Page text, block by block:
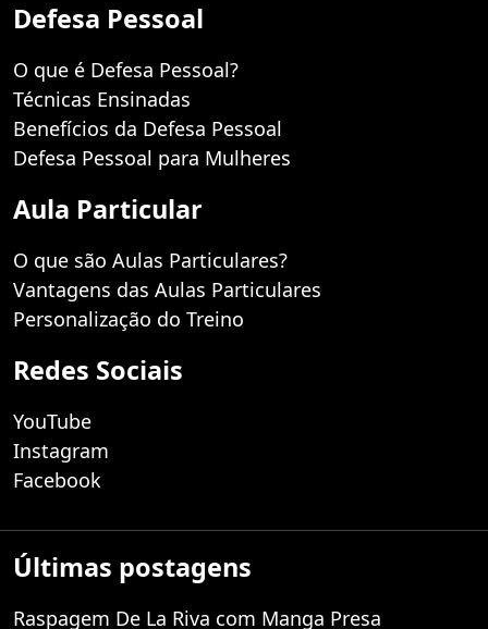
Defesa Pessoal
O que é Defesa Pessoal?
Técnicas Ensinadas
Benefícios da Defesa Pessoal
Defesa Pessoal para Mulheres
Aula Particular
O que são Aulas Particulares?
Vantagens das Aulas Particulares
Personalização do Treino
Redes Sociais
YouTube
Instagram
Facebook
Últimas postagens
Raspagem De La Riva com Manga Presa